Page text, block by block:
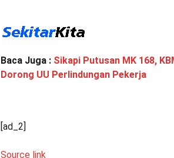
Baca Juga : Sikapi Putusan MK 168,
Dorong UU Perlindungan Pekerja
[ad_2]
Source link